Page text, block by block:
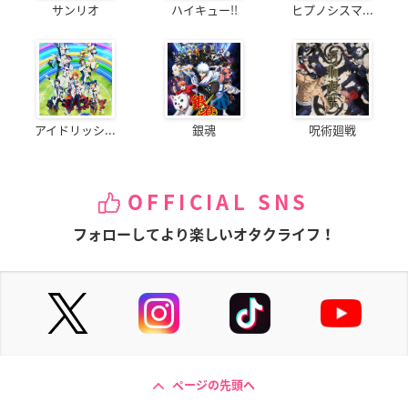
サンリオ ハイキュー!! ヒプノシスマ...
アイドリッシ... 銀魂 呪術廻戦
OFFICIAL SNS
フォローしてより楽しいオタクライフ！
ページの先頭へ